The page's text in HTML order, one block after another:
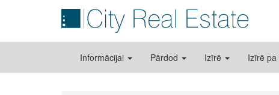
Informācijai Pārdod Izīrē Izīrē pa